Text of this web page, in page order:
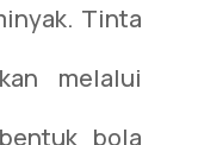
Tinta
melalui
bola